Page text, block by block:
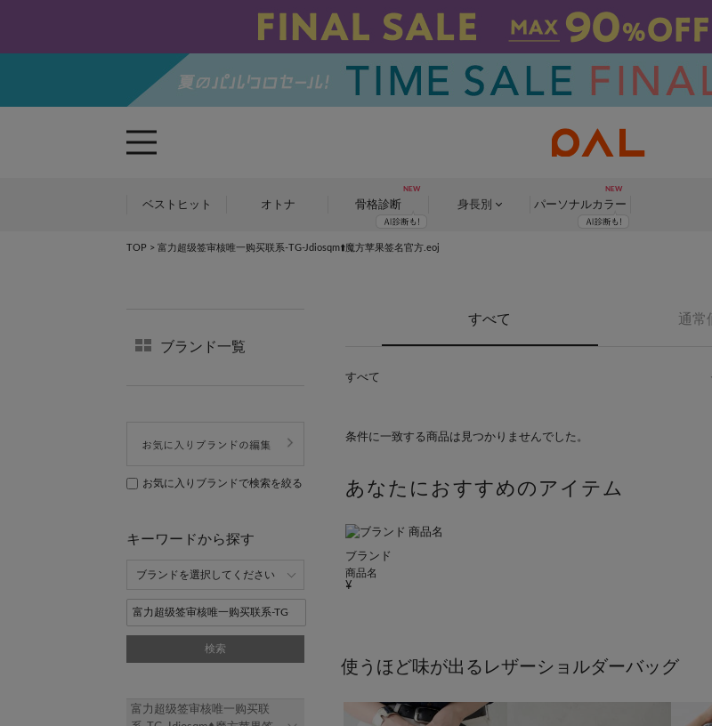
ベストヒット オトナ 骨格診断 身長別 パーソナルカラー
TOP > 富力超级签审核唯一购买联系-TG-Jdiosqm⬆️魔方苹果签名官方.eoj
すべて 通常
すべて
条件に一致する商品は見つかりませんでした。
あなたにおすすめのアイテム
ブランド
商品名
使うほど味が出るレザーショルダーバッグ
ブランド一覧
お気に入りブランドで検索を絞る
キーワードから探す
検索
富力超级签审核唯一购买联